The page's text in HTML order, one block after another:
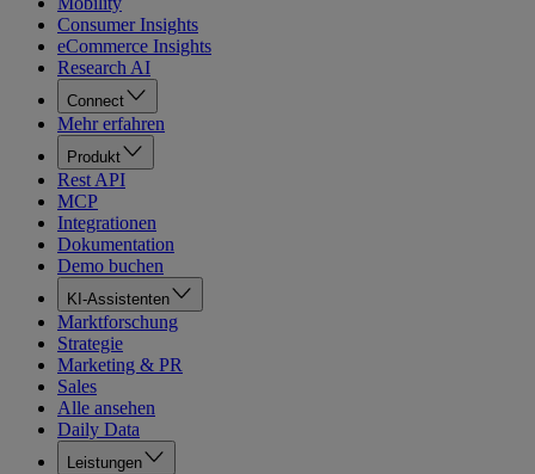
Consumer Insights
eCommerce Insights
Research AI
Connect
Mehr erfahren
Produkt
Rest API
MCP
Integrationen
Dokumentation
Demo buchen
KI-Assistenten
Marktforschung
Strategie
Marketing & PR
Sales
Alle ansehen
Daily Data
Leistungen